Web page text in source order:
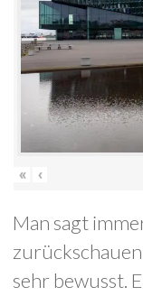
« ‹
Man sagt
sehr bewusst.